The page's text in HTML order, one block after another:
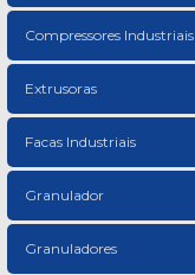
Compressores Industriais
Extrusoras
Facas Industriais
Granulador
Granuladores